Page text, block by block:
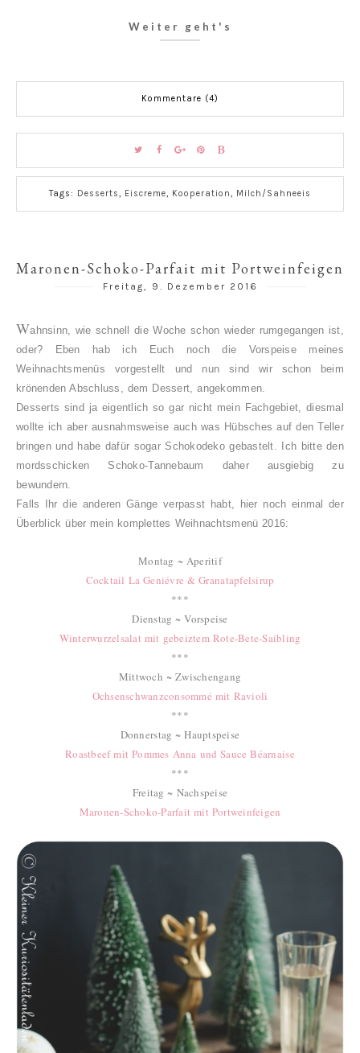
Weiter geht's
Kommentare (4)
Tags: Desserts, Eiscreme, Kooperation, Milch/Sahneeis
Maronen-Schoko-Parfait mit Portweinfeigen
Freitag, 9. Dezember 2016
Wahnsinn, wie schnell die Woche schon wieder rumgegangen ist,
oder? Eben hab ich Euch noch die Vorspeise meines
Weihnachtsmenüs vorgestellt und nun sind wir schon beim
krönenden Abschluss, dem Dessert, angekommen.
Desserts sind ja eigentlich so gar nicht mein Fachgebiet, diesmal
wollte ich aber ausnahmsweise auch was Hübsches auf den Teller
bringen und habe dafür sogar Schokodeko gebastelt. Ich bitte den
mordsschicken Schoko-Tannebaum daher ausgiebig zu
bewundern.
Falls Ihr die anderen Gänge verpasst habt, hier noch einmal der
Überblick über mein komplettes Weihnachtsmenü 2016:
Montag ~ Aperitif
Cocktail La Geniévre & Granatapfelsirup
***
Dienstag ~ Vorspeise
Winterwurzelsalat mit gebeiztem Rote-Bete-Saibling
***
Mittwoch ~ Zwischengang
Ochsenschwanzconsommé mit Ravioli
***
Donnerstag ~ Hauptspeise
Roastbeef mit Pommes Anna und Sauce Béarnaise
***
Freitag ~ Nachspeise
Maronen-Schoko-Parfait mit Portweinfeigen